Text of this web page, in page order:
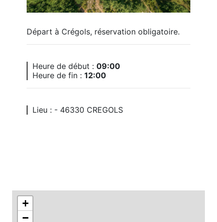
Départ à Crégols, réservation obligatoire.
Heure de début : 09:00
Heure de fin : 12:00
Lieu : - 46330 CREGOLS
+
−